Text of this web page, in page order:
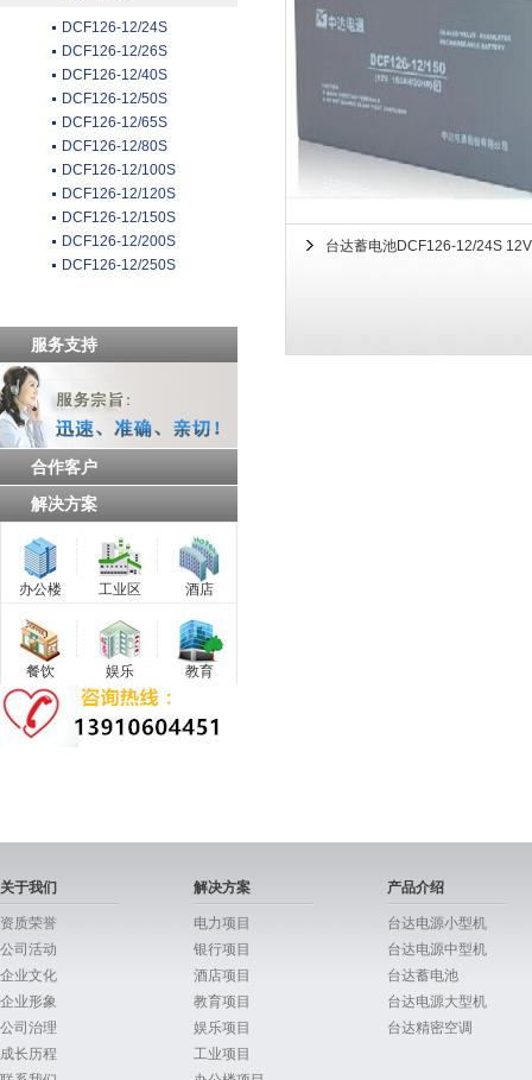
DCF126-12/24S
DCF126-12/26S
DCF126-12/40S
DCF126-12/50S
DCF126-12/65S
DCF126-12/80S
DCF126-12/100S
DCF126-12/120S
DCF126-12/150S
DCF126-12/200S
DCF126-12/250S
服务支持
合作客户
解决方案
办公楼 工业区 酒店
餐饮 娱乐 教育
台达蓄电池DCF126-12/24S
关于我们
资质荣誉
公司活动
企业文化
企业形象
公司治理
成长历程
解决方案
电力项目
银行项目
酒店项目
教育项目
娱乐项目
工业项目
产品介绍
台达电源小型机
台达电源中型机
台达蓄电池
台达电源大型机
台达精密空调